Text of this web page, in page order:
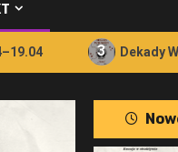
Dekady